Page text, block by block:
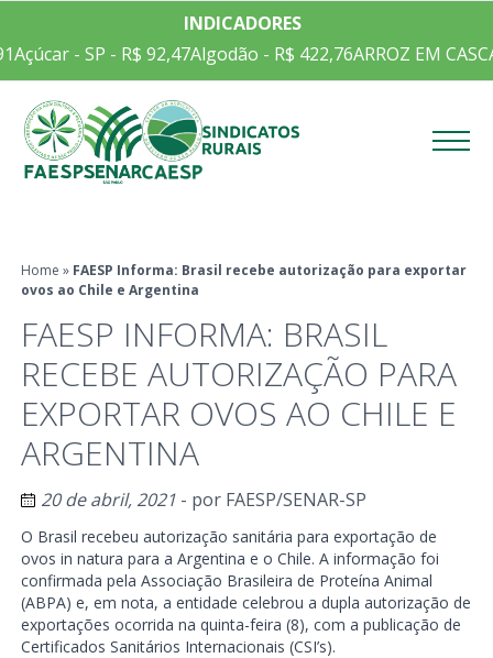
INDICADORES
Açúcar - SP - R$ 92,47Algodão - R$ 422,76ARROZ EM
Home » FAESP Informa: Brasil recebe autorização para exportar
ovos ao Chile e Argentina
FAESP INFORMA: BRASIL
RECEBE AUTORIZAÇÃO PARA
EXPORTAR OVOS AO CHILE E
ARGENTINA
20 de abril, 2021- por FAESP/SENAR-SP
O Brasil recebeu autorização sanitária para exportação de
ovos in natura para a Argentina e o Chile. A informação foi
confirmada pela Associação Brasileira de Proteína Animal
(ABPA) e, em nota, a entidade celebrou a dupla autorização de
exportações ocorrida na quinta-feira (8), com a publicação de
Certificados Sanitários Internacionais (CSI’s).